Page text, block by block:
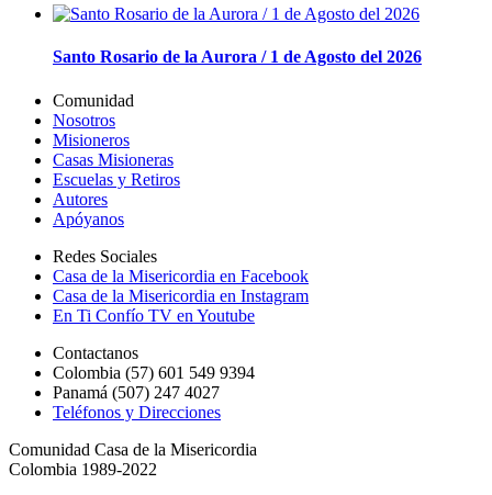
Santo Rosario de la Aurora / 1 de Agosto del 2026
Comunidad
Nosotros
Misioneros
Casas Misioneras
Escuelas y Retiros
Autores
Apóyanos
Redes Sociales
Casa de la Misericordia en Facebook
Casa de la Misericordia en Instagram
En Ti Confío TV en Youtube
Contactanos
Colombia (57) 601 549 9394
Panamá (507) 247 4027
Teléfonos y Direcciones
Comunidad Casa de la Misericordia
Colombia 1989-2022